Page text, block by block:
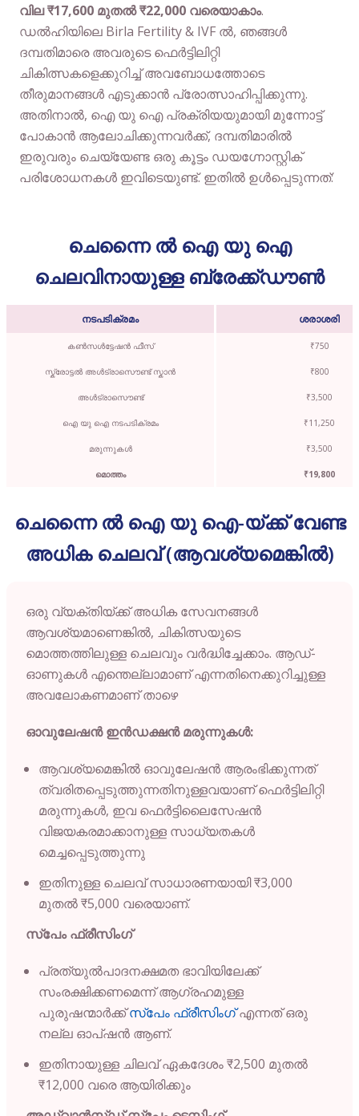
വില ₹17,600 മുതൽ ₹22,000 വരെയാകാം.
ഡൽഹിയിലെ Birla Fertility & IVF ൽ, ഞങ്ങൾ
ദമ്പതിമാരെ അവരുടെ ഫെർട്ടിലിറ്റി
ചികിത്സകളെക്കുറിച്ച് അവബോധത്തോടെ
തീരുമാനങ്ങൾ എടുക്കാൻ പ്രോത്സാഹിപ്പിക്കുന്നു.
അതിനാൽ, ഐ യു ഐ പ്രക്രിയയുമായി മുന്നോട്ട്
പോകാൻ ആലോചിക്കുന്നവർക്ക്, ദമ്പതിമാരിൽ
ഇരുവരും ചെയ്യേണ്ട ഒരു കൂട്ടം ഡയഗ്നോസ്റ്റിക്
പരിശോധനകൾ ഇവിടെയുണ്ട്. ഇതിൽ ഉൾപ്പെടുന്നത്:
ചെന്നൈ ൽ ഐ യു ഐ
ചെലവിനായുള്ള ബ്രേക്ക്ഡൗൺ
നടപടിക്രമം ശരാശരി
കൺസൾട്ടേഷൻ ഫീസ് ₹750
സ്ക്രോട്ടൽ അൾട്രാസൌണ്ട് സ്കാൻ ₹800
അൾട്രാസൌണ്ട് ₹3,500
ഐ യു ഐ നടപടിക്രമം ₹11,250
മരുന്നുകൾ ₹3,500
മൊത്തം ₹19,800
ചെന്നൈ ൽ ഐ യു ഐ-യ്ക്ക് വേണ്ട
അധിക ചെലവ് (ആവശ്യമെങ്കിൽ)
ഒരു വ്യക്തിയ്ക്ക് അധിക സേവനങ്ങൾ
ആവശ്യമാണെങ്കിൽ, ചികിത്സയുടെ
മൊത്തത്തിലുള്ള ചെലവും വർദ്ധിച്ചേക്കാം. ആഡ്-
ഓണുകൾ എന്തെല്ലാമാണ് എന്നതിനെക്കുറിച്ചുള്ള
അവലോകണമാണ് താഴെ
ഓവുലേഷൻ ഇൻഡക്ഷൻ മരുന്നുകൾ:
ആവശ്യമെങ്കിൽ ഓവുലേഷൻ ആരംഭിക്കുന്നത്
ത്വരിതപ്പെടുത്തുന്നതിനുള്ളവയാണ് ഫെർട്ടിലിറ്റി
മരുന്നുകൾ, ഇവ ഫെർട്ടിലൈസേഷൻ
വിജയകരമാക്കാനുള്ള സാധ്യതകൾ
മെച്ചപ്പെടുത്തുന്നു
ഇതിനുള്ള ചെലവ് സാധാരണയായി ₹3,000
മുതൽ ₹5,000 വരെയാണ്.
സ്പേം ഫ്രീസിംഗ്
പ്രത്യുൽപാദനക്ഷമത ഭാവിയിലേക്ക്
സംരക്ഷിക്കണമെന്ന് ആഗ്രഹമുള്ള
പുരുഷന്മാർക്ക് സ്പേം ഫ്രീസിംഗ്എന്നത് ഒരു
നല്ല ഓപ്ഷൻ ആണ്.
ഇതിനായുള്ള ചിലവ് ഏകദേശം ₹2,500 മുതൽ
₹12,000 വരെ ആയിരിക്കും